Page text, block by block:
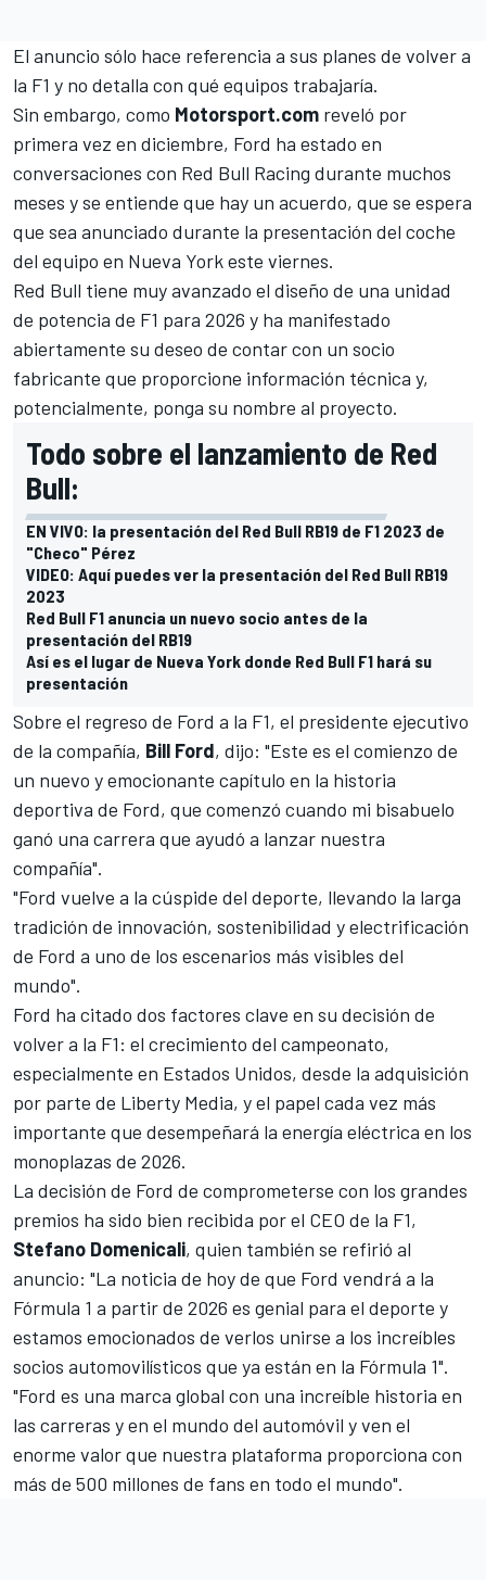
El anuncio sólo hace referencia a sus planes de volver a
la F1 y no detalla con qué equipos trabajaría.
Sin embargo, como Motorsport.com reveló por
primera vez en diciembre, Ford ha estado en
conversaciones con Red Bull Racing durante muchos
meses y se entiende que hay un acuerdo, que se espera
que sea anunciado durante la presentación del coche
del equipo en Nueva York este viernes.
Red Bull tiene muy avanzado el diseño de una unidad
de potencia de F1 para 2026 y ha manifestado
abiertamente su deseo de contar con un socio
fabricante que proporcione información técnica y,
potencialmente, ponga su nombre al proyecto.
Todo sobre el lanzamiento de Red
Bull:
EN VIVO: la presentación del Red Bull RB19 de F1 2023 de
"Checo" Pérez
VIDEO: Aquí puedes ver la presentación del Red Bull RB19
2023
Red Bull F1 anuncia un nuevo socio antes de la
presentación del RB19
Así es el lugar de Nueva York donde Red Bull F1 hará su
presentación
Sobre el regreso de Ford a la F1, el presidente ejecutivo
de la compañía, Bill Ford, dijo: "Este es el comienzo de
un nuevo y emocionante capítulo en la historia
deportiva de Ford, que comenzó cuando mi bisabuelo
ganó una carrera que ayudó a lanzar nuestra
compañía".
"Ford vuelve a la cúspide del deporte, llevando la larga
tradición de innovación, sostenibilidad y electrificación
de Ford a uno de los escenarios más visibles del
mundo".
Ford ha citado dos factores clave en su decisión de
volver a la F1: el crecimiento del campeonato,
especialmente en Estados Unidos, desde la adquisición
por parte de Liberty Media, y el papel cada vez más
importante que desempeñará la energía eléctrica en los
monoplazas de 2026.
La decisión de Ford de comprometerse con los grandes
premios ha sido bien recibida por el CEO de la F1,
Stefano Domenicali, quien también se refirió al
anuncio: "La noticia de hoy de que Ford vendrá a la
Fórmula 1 a partir de 2026 es genial para el deporte y
estamos emocionados de verlos unirse a los increíbles
socios automovilísticos que ya están en la Fórmula 1".
"Ford es una marca global con una increíble historia en
las carreras y en el mundo del automóvil y ven el
enorme valor que nuestra plataforma proporciona con
más de 500 millones de fans en todo el mundo".